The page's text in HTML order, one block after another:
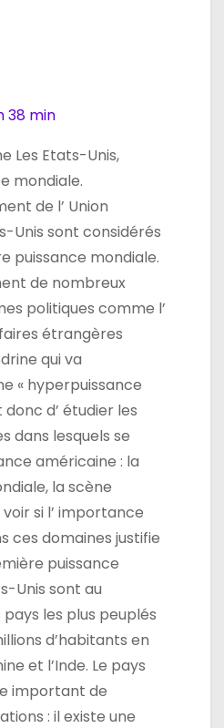
38 min
Les Etats-Unis,
mondiale.
de l’ Union
Unis sont considérés
puissance mondiale.
de nombreux
politiques comme l’
étrangères
qui va
« hyperpuissance
donc d’ étudier les
dans lesquels se
américaine : la
la scène
si l’ importance
ces domaines justifie
puissance
Unis sont au
les plus peuplés
d’habitants en
et l’Inde. Le pays
important de
: il existe une